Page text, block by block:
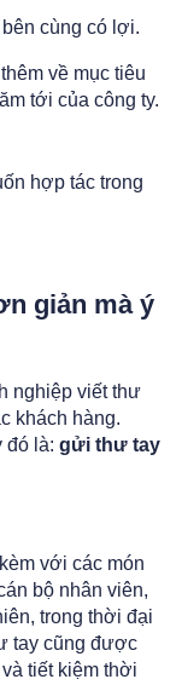
cùng có lợi.
về mục tiêu
tới của công ty.
hợp tác trong
giản mà ý
nghiệp viết thư
khách hàng.
đó là: gửi thư tay
với các món
bộ nhân viên,
trong thời đại
tay cũng được
tiết kiệm thời